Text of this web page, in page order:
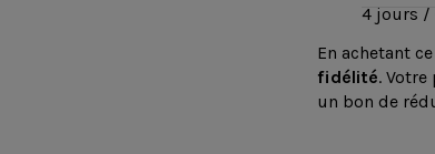
4 jours /
En achetant
fidélité.
un bon de